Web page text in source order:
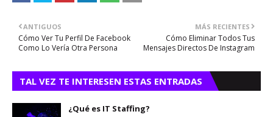
MÁS RECIENTES
Cómo Eliminar Todos Tus
Mensajes Directos De Instagram
ANTIGUOS
Cómo Ver Tu Perfil De Facebook
Como Lo Vería Otra Persona
TAL VEZ TE INTERESEN ESTAS ENTRADAS
¿Qué es IT Staffing?